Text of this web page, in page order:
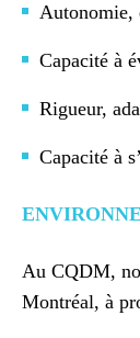
Autonomie,
Capacité à
Rigueur,
Capacité à
Au CQDM,
Montréal, à